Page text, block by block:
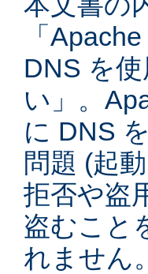
「
DNS を
い」。
に DNS
問題 (起
拒否や盗
盗むこと
れません。